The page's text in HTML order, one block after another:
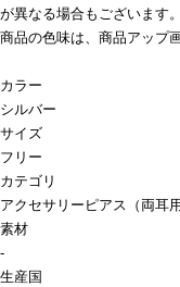
が異なる場合もございます。
商品の色味は、商品アップ
カラー
シルバー
サイズ
フリー
カテゴリ
アクセサリー ピアス（両耳用
素材
-
生産国